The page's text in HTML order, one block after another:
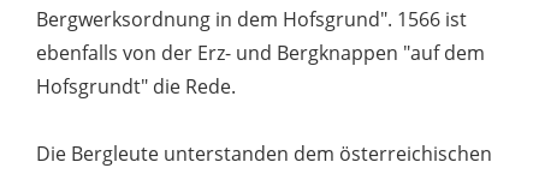
Bergwerksordnung in dem Hofsgrund". 1566 ist
ebenfalls von der Erz- und Bergknappen "auf dem
Hofsgrundt" die Rede.
Die Bergleute unterstanden dem österreichischen